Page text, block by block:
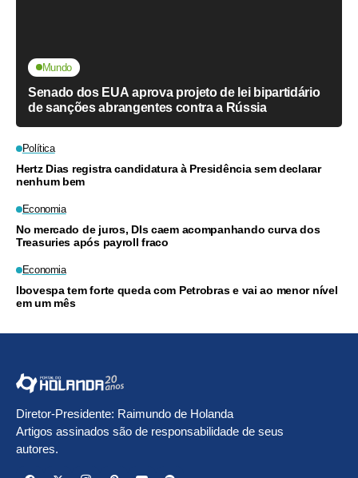
Mundo
Senado dos EUA aprova projeto de lei bipartidário
de sanções abrangentes contra a Rússia
Política
Hertz Dias registra candidatura à Presidência sem declarar
nenhum bem
Economia
No mercado de juros, DIs caem acompanhando curva dos
Treasuries após payroll fraco
Economia
Ibovespa tem forte queda com Petrobras e vai ao menor nível
em um mês
Diretor-Presidente: Raimundo de Holanda
Artigos assinados são de responsabilidade de seus
autores.